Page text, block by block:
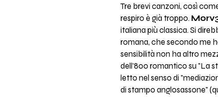
Tre brevi canzoni, così
respiro è già troppo.
italiana più classica. Si
romana, che secondo me
sensibilità non ha altro
dell'800 romantico su "La
letto nel senso di
di stampo anglosassone"